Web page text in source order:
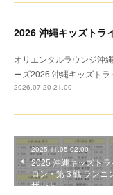
オリエンタルラウンジ沖
ーズ2026 沖縄キッズト
2026.07.20 21:00
2025.11.05 02:00
2025 沖縄キッズトラ
ロン・第３戦 ランニ
ザルト